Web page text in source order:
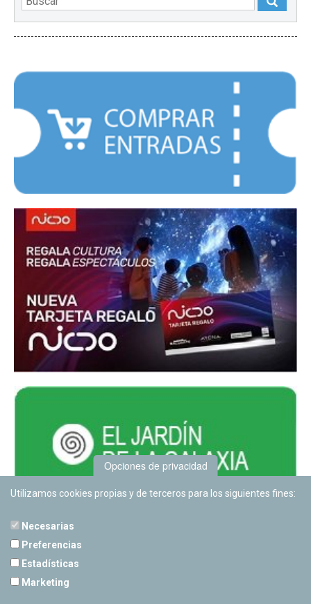
Opciones de privacidad
Utilizamos cookies propias y de terceros para los siguientes fines:
Necesarias
Preferencias
Estadísticas
Marketing